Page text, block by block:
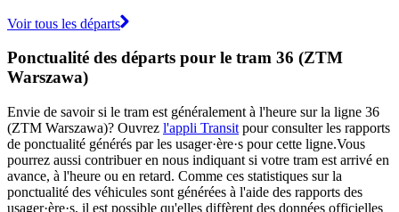
Voir tous les départs
Ponctualité des départs pour le tram 36 (ZTM
Warszawa)
Envie de savoir si le tram est généralement à l'heure sur la ligne 36
(ZTM Warszawa)? Ouvrez l'appli Transit pour consulter les rapports
de ponctualité générés par les usager·ère·s pour cette ligne.Vous
pourrez aussi contribuer en nous indiquant si votre tram est arrivé en
avance, à l'heure ou en retard. Comme ces statistiques sur la
ponctualité des véhicules sont générées à l'aide des rapports des
usager·ère·s, il est possible qu'elles diffèrent des données officielles